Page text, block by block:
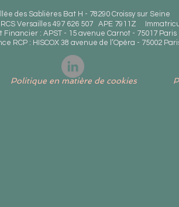
des Sablières Bat H - 78290 Croissy sur Seine
Versailles 497 626 507 APE 7911Z
Financier : APST - 15 avenue Carnot - 75017 Paris
RCP : HISCOX 38 avenue de l’Opéra - 75002
Politique en matière de cookies